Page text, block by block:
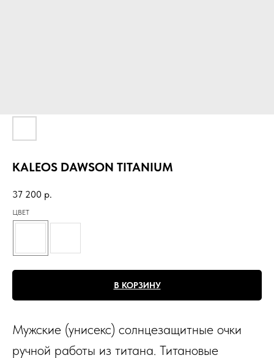
KALEOS DAWSON TITANIUM
37 200 р.
ЦВЕТ
В КОРЗИНУ
Мужские (унисекс) солнцезащитные очки
ручной работы из титана. Титановые